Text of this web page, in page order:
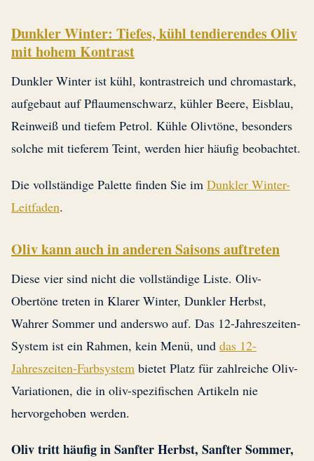
Dunkler Winter: Tiefes, kühl tendierendes Oliv
mit hohem Kontrast
Dunkler Winter ist kühl, kontrastreich und chromastark,
aufgebaut auf Pflaumenschwarz, kühler Beere, Eisblau,
Reinweiß und tiefem Petrol. Kühle Olivtöne, besonders
solche mit tieferem Teint, werden hier häufig beobachtet.
Die vollständige Palette finden Sie im Dunkler Winter-
Leitfaden.
Oliv kann auch in anderen Saisons auftreten
Diese vier sind nicht die vollständige Liste. Oliv-
Obertöne treten in Klarer Winter, Dunkler Herbst,
Wahrer Sommer und anderswo auf. Das 12-Jahreszeiten-
System ist ein Rahmen, kein Menü, und das 12-
Jahreszeiten-Farbsystem bietet Platz für zahlreiche Oliv-
Variationen, die in oliv-spezifischen Artikeln nie
hervorgehoben werden.
Oliv tritt häufig in Sanfter Herbst, Sanfter Sommer,